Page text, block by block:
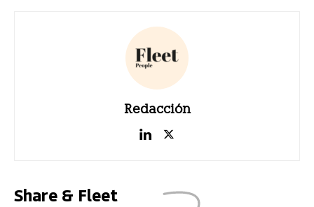
Redacción
Share & Fleet